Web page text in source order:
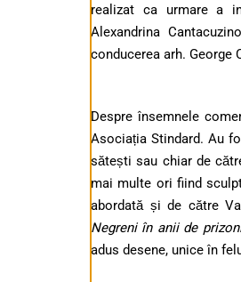
realizat ca urmare a
Alexandrina
conducerea arh. George
Despre însemnele
Asociația Stindard. Au
sătești sau chiar de
mai multe ori fiind
abordată și de către
Negreni în anii de
adus desene, unice în